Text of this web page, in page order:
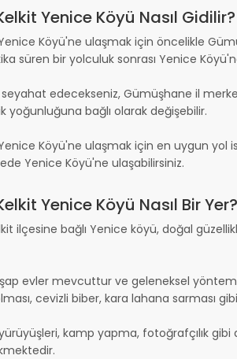
Yenice Köyü Nasıl Gidilir?
Köyü'ne ulaşmak için öncelikle
süren bir yolculuk sonrası Yenice
seyahat edecekseniz, Gümüşhane il
yoğunluğuna bağlı olarak değişebilir.
Köyü'ne ulaşmak için en uygun yol
Yenice Köyü'ne ulaşabilirsiniz.
Yenice Köyü Nasıl Bir Yer?
ilçesine bağlı Yenice köyü, doğal
evler mevcuttur ve geleneksel
cevizli biber, kara lahana sarması
kamp yapma, fotoğrafçılık